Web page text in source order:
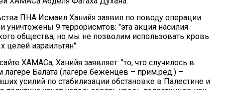
ПНА Исмаил Ханийя заявил по поводу операции
9 террорисмтов: "эта акция насилия
общества, но мы не позволим использовать кровь
целей израильтян".
ХАМАСа, Ханийя заявляет: "то, что случилось в
Балата (лагере беженцев – прим.ред.) –
усилий по стабилизации обстановке в Палестине и